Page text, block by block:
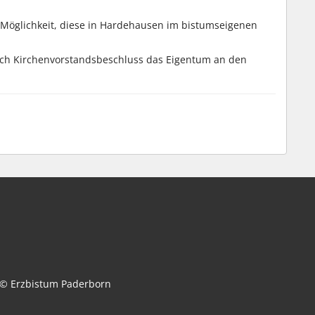
diese in Hardehausen im bistumseigenen
Kirchenvorstandsbeschluss das Eigentum an den
© Erzbistum Paderborn